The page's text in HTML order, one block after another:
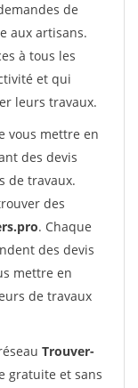
de
aux artisans.
à tous les
et qui
leurs travaux.
vous mettre en
des devis
de travaux.
des
. Chaque
des devis
mettre en
de travaux
Trouver-
gratuite et sans